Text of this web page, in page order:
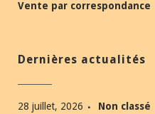
Vente par correspondance
Dernières actualités
28 juillet, 2026 Non classé